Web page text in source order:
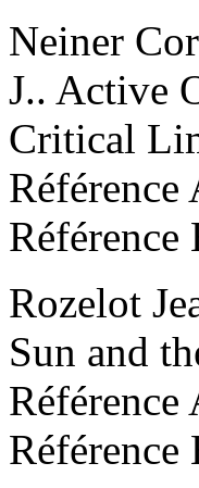
Neiner
J.. Active
Critical
Référence
Rozelot
Sun and
Référence